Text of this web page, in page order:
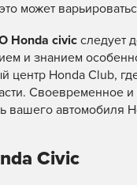
может
Honda civicследует
и знанием
центр Honda Club,
Своевременное
вашего автомобиля
Civic